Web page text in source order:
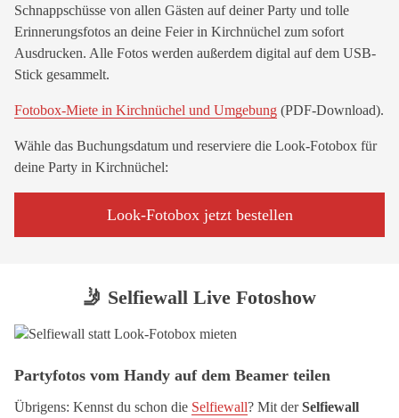
Schnappschüsse von allen Gästen auf deiner Party und tolle
Erinnerungsfotos an deine Feier in Kirchnüchel zum sofort
Ausdrucken. Alle Fotos werden außerdem digital auf dem USB-
Stick gesammelt.
Fotobox-Miete in Kirchnüchel und Umgebung (PDF-Download).
Wähle das Buchungsdatum und reserviere die Look-Fotobox für
deine Party in Kirchnüchel:
Look-Fotobox jetzt bestellen
🤳 Selfiewall Live Fotoshow
Partyfotos vom Handy auf dem Beamer teilen
Übrigens: Kennst du schon die Selfiewall? Mit derSelfiewall